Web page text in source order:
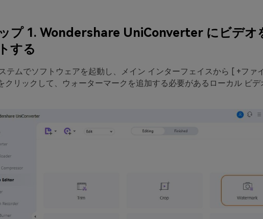
プ 1. Wondershare UniConverter にビデオ
する
テムでソフトウェアを起動し、メイン インターフェイスから [ +ファ
クリックして、ウォーターマークを追加する必要があるローカル ビデ